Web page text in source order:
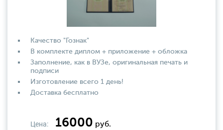
Качество "Гознак"
В комплекте диплом + приложение + обложка
Заполнение, как в ВУЗе, оригинальная печать и
подписи
Изготовление всего 1 день!
Доставка бесплатно
Цена: 16000 руб.